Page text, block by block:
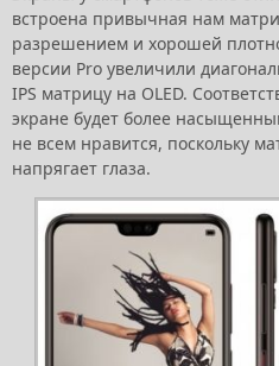
встроена привычная нам
разрешением и хорошей
версии Pro увеличили
IPS матрицу на OLED.
экране будет более
не всем нравится, поскольку
напрягает глаза.